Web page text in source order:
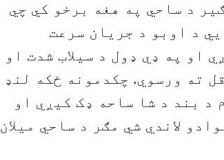
د ساحي په هغه برخو کي چي
د اوبو د جریان سرعت
او په ډي ډول د سیلاب شدت او
ته ورسوي. چکدمونه ځکه لنډ
د بند د شا ساحه ډک کیږي او
لاندي شي مګر د ساحي میلان